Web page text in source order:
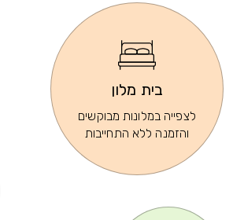
בית מלון
לצפייה במלונות מבוקשים
והזמנה ללא התחייבות